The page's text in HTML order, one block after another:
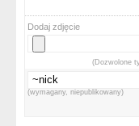
Dodaj zdjęcie
(Dozwolone
(wymagany, niepublikowany)